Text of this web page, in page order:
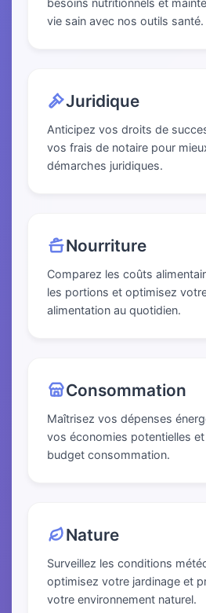
vie sain avec nos outils santé.
Juridique
Anticipez vos droits de
vos frais de notaire pour
démarches juridiques.
Nourriture
Comparez les coûts
les portions et optimisez
alimentation au quotidien.
Consommation
Maîtrisez vos dépenses
vos économies potentielles
budget consommation.
Nature
Surveillez les conditions
optimisez votre jardinage et
votre environnement naturel.